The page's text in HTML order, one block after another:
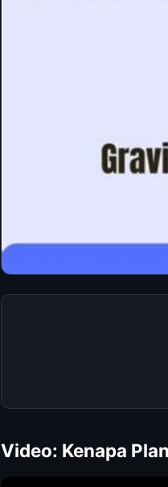
Video: Kenapa